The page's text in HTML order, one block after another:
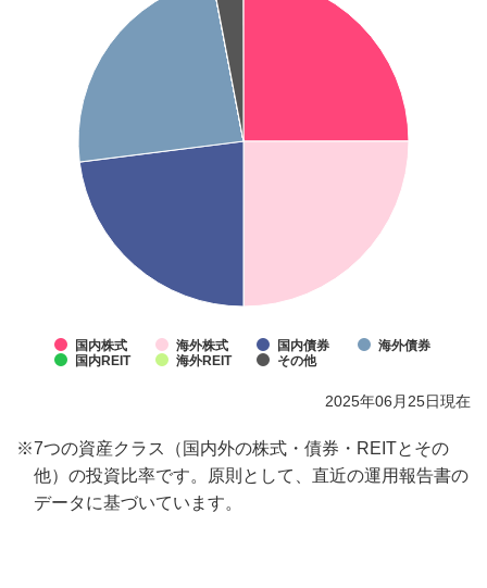
国内株式 海外株式 国内債券
海外債券
国内REIT
海外REIT その他
2025年06月25日現在
※7つの資産クラス（国内外の株式・債券・REITとその
他）の投資比率です。原則として、直近の運用報告書の
データに基づいています。